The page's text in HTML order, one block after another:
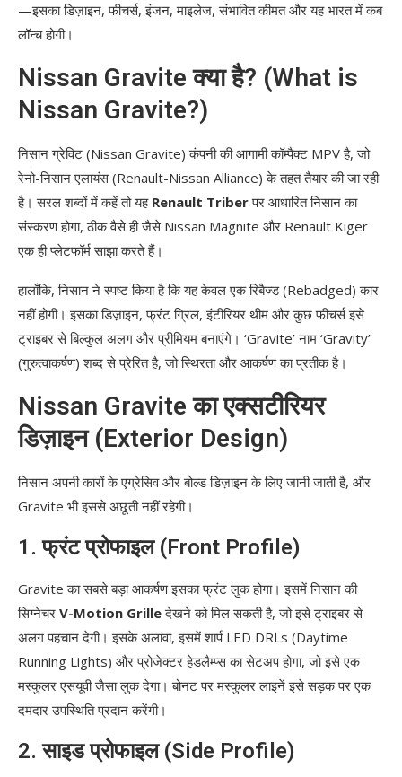
—इसका डिज़ाइन, फीचर्स, इंजन, माइलेज, संभावित कीमत और यह भारत में कब
लॉन्च होगी।
Nissan Gravite क्या है? (What is
Nissan Gravite?)
निसान ग्रेविट (Nissan Gravite) कंपनी की आगामी कॉम्पैक्ट MPV है, जो
रेनो-निसान एलायंस (Renault-Nissan Alliance) के तहत तैयार की जा रही
है। सरल शब्दों में कहें तो यह Renault Triberपर आधारित निसान का
संस्करण होगा, ठीक वैसे ही जैसे Nissan Magnite और Renault Kiger
एक ही प्लेटफॉर्म साझा करते हैं।
हालाँकि, निसान ने स्पष्ट किया है कि यह केवल एक रिबैज्ड (Rebadged) कार
नहीं होगी। इसका डिज़ाइन, फ्रंट ग्रिल, इंटीरियर थीम और कुछ फीचर्स इसे
ट्राइबर से बिल्कुल अलग और प्रीमियम बनाएंगे। ‘Gravite’ नाम ‘Gravity’
(गुरुत्वाकर्षण) शब्द से प्रेरित है, जो स्थिरता और आकर्षण का प्रतीक है।
Nissan Gravite का एक्सटीरियर
डिज़ाइन (Exterior Design)
निसान अपनी कारों के एग्रेसिव और बोल्ड डिज़ाइन के लिए जानी जाती है, और
Gravite भी इससे अछूती नहीं रहेगी।
1. फ्रंट प्रोफाइल (Front Profile)
Gravite का सबसे बड़ा आकर्षण इसका फ्रंट लुक होगा। इसमें निसान की
सिग्नेचर V-Motion Grilleदेखने को मिल सकती है, जो इसे ट्राइबर से
अलग पहचान देगी। इसके अलावा, इसमें शार्प LED DRLs (Daytime
Running Lights) और प्रोजेक्टर हेडलैम्प्स का सेटअप होगा, जो इसे एक
मस्कुलर एसयूवी जैसा लुक देगा। बोनट पर मस्कुलर लाइनें इसे सड़क पर एक
दमदार उपस्थिति प्रदान करेंगी।
2. साइड प्रोफाइल (Side Profile)